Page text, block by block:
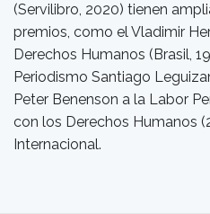
(Servilibro, 2020) tienen
premios, como el Vladimir
Derechos Humanos (Brasil,
Periodismo Santiago
Peter Benenson a la Labor
con los Derechos Humanos
Internacional.